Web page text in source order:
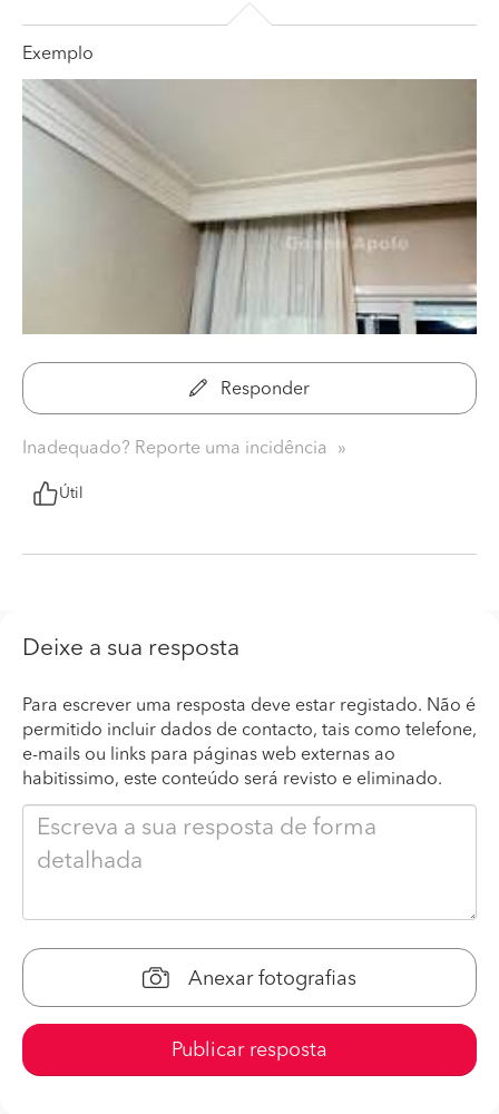
Exemplo
Responder
Inadequado? Reporte uma incidência
Útil
Deixe a sua resposta
Para escrever uma resposta deve estar registado. Não é
permitido incluir dados de contacto, tais como telefone,
e-mails ou links para páginas web externas ao
habitissimo, este conteúdo será revisto e eliminado.
Anexar fotografias
Publicar resposta